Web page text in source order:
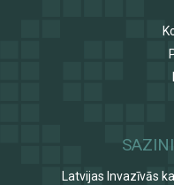
Latvijas Invazīvās